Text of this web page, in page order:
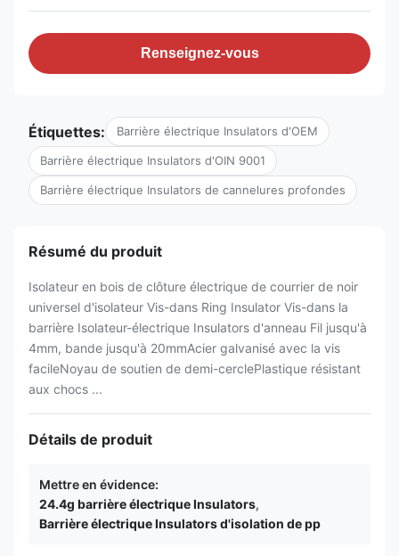
Renseignez-vous
Étiquettes: Barrière électrique Insulators d'OEM
Barrière électrique Insulators d'OIN 9001
Barrière électrique Insulators de cannelures profondes
Résumé du produit
Isolateur en bois de clôture électrique de courrier de noir
universel d'isolateur Vis-dans Ring Insulator Vis-dans la
barrière Isolateur-électrique Insulators d'anneau Fil jusqu'à
4mm, bande jusqu'à 20mmAcier galvanisé avec la vis
facileNoyau de soutien de demi-cerclePlastique résistant
aux chocs ...
Détails de produit
Mettre en évidence:
24.4g barrière électrique Insulators,
Barrière électrique Insulators d'isolation de pp